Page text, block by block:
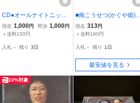
CD●オールナイトニッポ
ンGOLD SPECIAL EDITI
ON 真夜中のフォーク伝
ｘ南こうせつ 泉谷しげる
現在 1,000円 即決 1,000円
＋送料150円
入札 - 残り 3日
■南こうせつ(かぐや姫)■
「スーパーベスト」■♪ ひ
とときの別れ/美映子/上海
D32P6029■1986/12/5発
売■廃盤■
現在 313円
＋送料190円
入札 - 残り 1日
最安値を見る
10%対象